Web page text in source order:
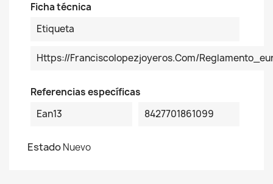
Ficha técnica
Etiqueta
Https://franciscolopezjoyeros.com/
Referencias específicas
Ean13
8427701861099
EstadoNuevo